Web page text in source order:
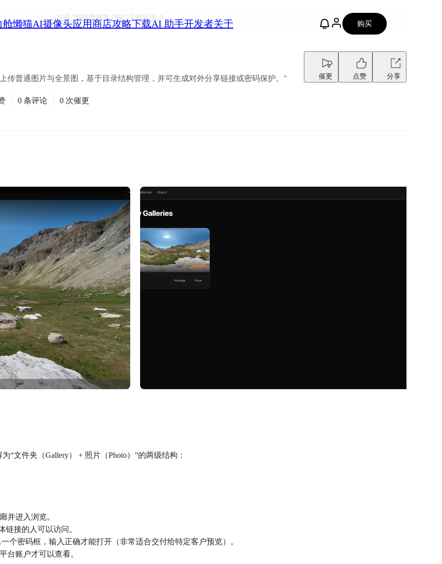
舱懒猫AI摄像头应用商店攻略下载AI 助手开发者关于 购买
打开 “懒猫微服客户端”下载应用
传普通图片与全景图，基于目录结构管理，并可生成对外分享链接或密码保护。" 催更 点赞 分享
0 条评论 0 次催更
“文件夹（Gallery） + 照片（Photo）”的两级结构：
并进入浏览。
接的人可以访问。
个密码框，输入正确才能打开（非常适合交付给特定客户预览）。
台账户才可以查看。